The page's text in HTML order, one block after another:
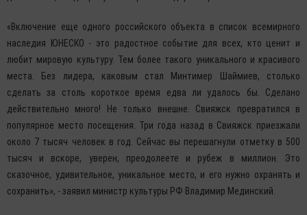
«Включение еще одного российского объекта в список всемирного
наследия ЮНЕСКО - это радостное событие для всех, кто ценит и
любит мировую культуру. Тем более такого уникального и красивого
места. Без лидера, каковым стал Минтимер Шаймиев, столько
сделать за столь короткое время едва ли удалось бы. Сделано
действительно много! Не только внешне. Свияжск превратился в
популярное место посещения. Три года назад в Свияжск приезжали
около 7 тысяч человек в год. Сейчас вы перешагнули отметку в 500
тысяч и вскоре, уверен, преодолеете и рубеж в миллион. Это
сказочное, удивительное, уникальное место, и его нужно охранять и
сохранить», - заявил министр культуры РФ Владимир Мединский.